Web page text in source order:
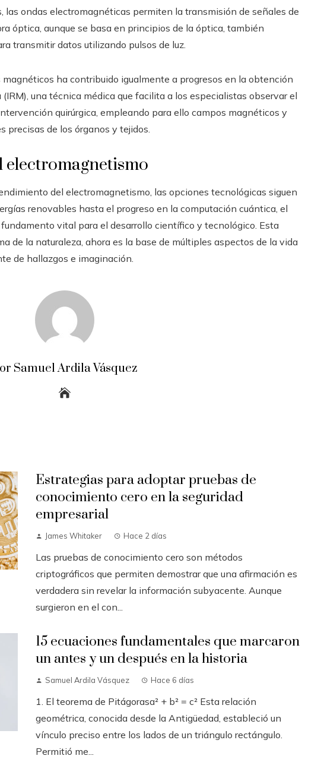
las ondas electromagnéticas permiten la transmisión de señales de
óptica, aunque se basa en principios de la óptica, también
transmitir datos utilizando pulsos de luz.
ha contribuido igualmente a progresos en la obtención
una técnica médica que facilita a los especialistas observar el
quirúrgica, empleando para ello campos magnéticos y
precisas de los órganos y tejidos.
electromagnetismo
del electromagnetismo, las opciones tecnológicas siguen
renovables hasta el progreso en la computación cuántica, el
vital para el desarrollo científico y tecnológico. Esta
de la naturaleza, ahora es la base de múltiples aspectos de la vida
de hallazgos e imaginación.
Samuel Ardila Vásquez
Estrategias para adoptar pruebas de
conocimiento cero en la seguridad
empresarial
James Whitaker Hace 2 días
Las pruebas de conocimiento cero son métodos
criptográficos que permiten demostrar que una afirmación es
verdadera sin revelar la información subyacente. Aunque
surgieron en el con...
15 ecuaciones fundamentales que marcaron
un antes y un después en la historia
Samuel Ardila Vásquez Hace 6 días
1. El teorema de Pitágorasa² + b² = c² Esta relación
geométrica, conocida desde la Antigüedad, estableció un
vínculo preciso entre los lados de un triángulo rectángulo.
Permitió me...